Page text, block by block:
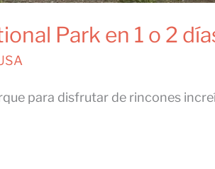
Park en 1 o 2
para disfrutar de rincones